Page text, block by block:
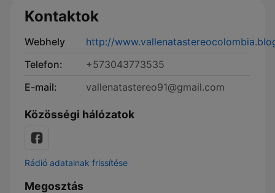
Kontaktok
Webhely
http://
Telefon:
+573043773535
E-mail:
vallenatastereo91@gmail.com
Közösségi hálózatok
Rádió adatainak frissítése
Megosztás